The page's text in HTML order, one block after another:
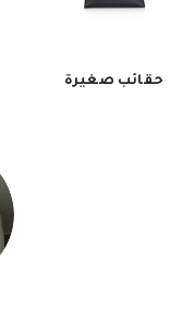
حقائب صغيرة